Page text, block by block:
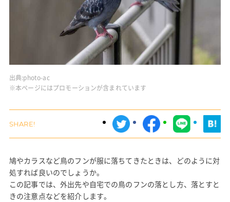
出典:photo-ac
※本ページにはプロモーションが含まれています
鳩やカラスなど鳥のフンが服に落ちてきたときは、どのように対
処すれば良いのでしょうか。
この記事では、外出先や自宅での鳥のフンの落とし方、落とすと
きの注意点などを紹介します。